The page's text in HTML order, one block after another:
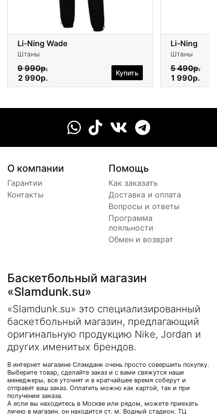
Li-Ning Wade
Штаны
9 990р.
2 990р.
Купить
Li-Ning
Штаны
5 490р.
1 990р.
О компании
Гарантии
Контакты
Помощь
Как заказать
Доставка и оплата
Вопросы и ответы
Программа
лояльности
Обмен и возврат
Баскетбольный магазин
«Slamdunk.su»
«Slamdunk.su» это специализированный
баскетбольный магазин, предлагающий
оригинальную продукцию Nike, Jordan и
других именитых брендов.
В интернет магазине Слэмданк очень просто совершить покупку.
Выберите товар, сделайте заказ и с вами свяжутся наши
менеджеры, все уточнят и в кратчайшее время соберут и
отправят ваш заказ. Оплатить можно как картой, так и при
получении заказа.
А если вы находитесь в Москве или рядом, можете приехать
лично в магазин, он находится ст. м. Водный стадион, ТЦ